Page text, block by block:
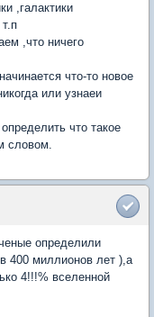
,галактики
,что ничего
что-то новое
или узнаеи
что такое
словом.
определили
400 миллионов лет ),а
4!!!% вселенной